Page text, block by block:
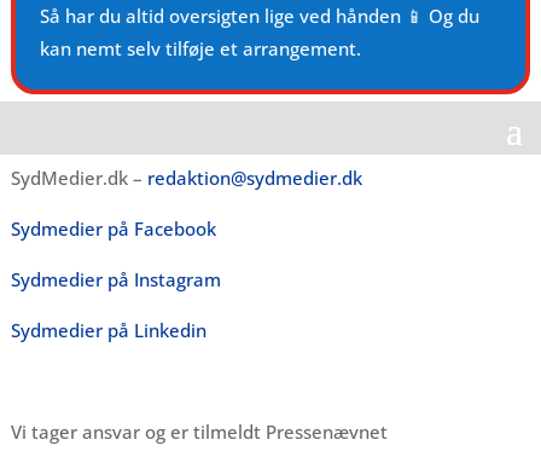
Så har du altid oversigten lige ved hånden 📱 Og du
kan nemt selv tilføje et arrangement.
SydMedier.dk – redaktion@sydmedier.dk
Sydmedier på Facebook
Sydmedier på Instagram
Sydmedier på Linkedin
Vi tager ansvar og er tilmeldt Pressenævnet